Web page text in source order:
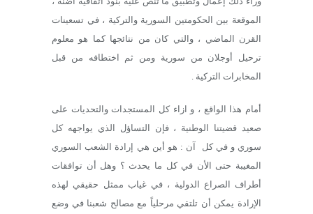
الموقعة بين الحكومتين السورية والتركية ، في تسعينات
القرن الماضي ، والتي كان من نتائجها كما هو معلوم
ترحيل أوجلان من سورية ومن ثم اختطافه من قبل
المخابرات التركية .
أمام هذا الواقع ، و ازاء كل المستجدات والتحديات على
صعيد قضيتنا الوطنية ، فإن التساؤل الذي يواجهه كل
سوري و في كل آن : هو أين هي إرادة الشعب السوري
المغيبة حتى الأن في كل ما يحدث ؟ وهل أن توافقات
أطراف الصراع الدولية ، في غياب ممثل حقيقي لهذه
الإرادة يمكن أن تلتقي مرحلياً مع مصالح شعبنا في وضع